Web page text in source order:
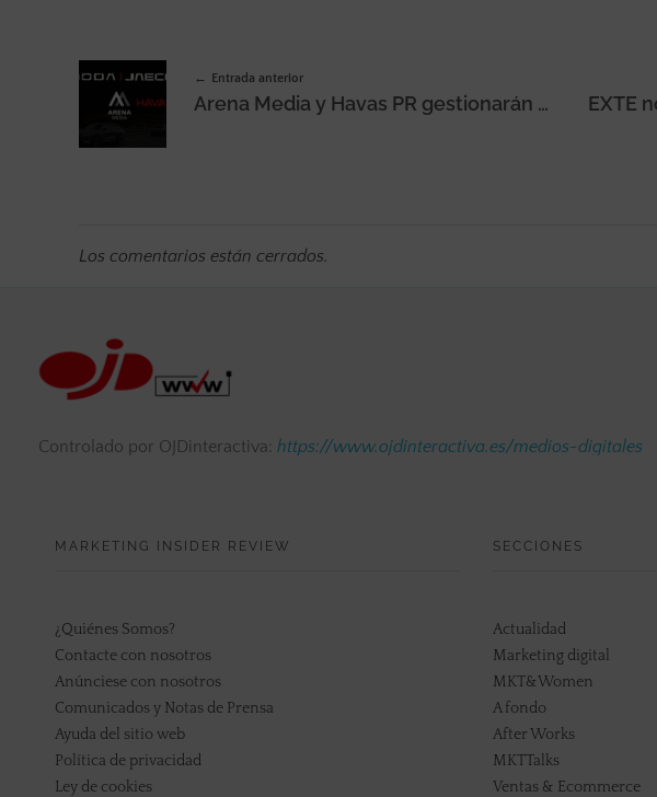
Entrada anterior
Arena Media y Havas PR gestionarán la cuenta de medios y de RRPP de OMODA & JAECOO
Los comentarios están cerrados.
Controlado por OJDinteractiva: https://www.ojdinteractiva.es/medios-digitales
MARKETING INSIDER REVIEW
¿Quiénes Somos?
Contacte con nosotros
Anúnciese con nosotros
Comunicados y Notas de Prensa
Ayuda del sitio web
Política de privacidad
Ley de cookies
SECCIONES
Actualidad
Marketing digital
MKT&Women
A fondo
After Works
MKTTalks
Ventas & Ecommerce